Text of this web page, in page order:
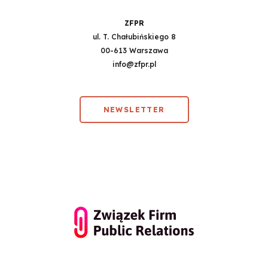
ZFPR
ul. T. Chałubińskiego 8
00-613 Warszawa
info@zfpr.pl
NEWSLETTER